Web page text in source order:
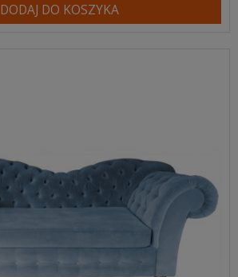
DODAJ DO KOSZYKA